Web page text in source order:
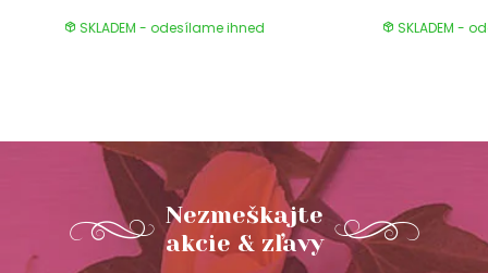
SKLADEM - odesílame ihned SKLADEM -
Nezmeškajte
akcie & zľavy